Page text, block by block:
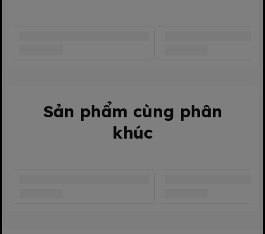
Bình sữa cổ rộng kichi thiết kế tay cầm vừa vặn với tay bé,
giúp bé dễ dàng cầm nắm và tự ti bình, tăng cường khả năng
vận động và phát triển kỹ năng cầm nắm của bé.
Sản phẩm cùng phân
khúc